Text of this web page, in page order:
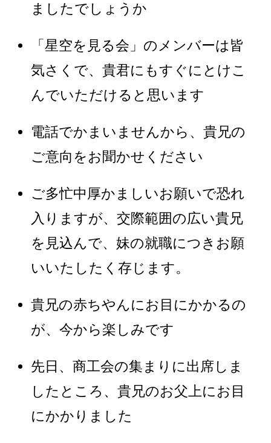
ましたでしょうか
「星空を見る会」のメンバーは皆
気さくで、貴君にもすぐにとけこ
んでいただけると思います
電話でかまいませんから、貴兄の
ご意向をお聞かせください
ご多忙中厚かましいお願いで恐れ
入りますが、交際範囲の広い貴兄
を見込んで、妹の就職につきお願
いいたしたく存じます。
貴兄の赤ちやんにお目にかかるの
が、今から楽しみです
先日、商工会の集まりに出席しま
したところ、貴兄のお父上にお目
にかかりました